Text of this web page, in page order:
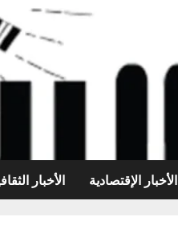
الأخبار الإقتصادية الأخبار